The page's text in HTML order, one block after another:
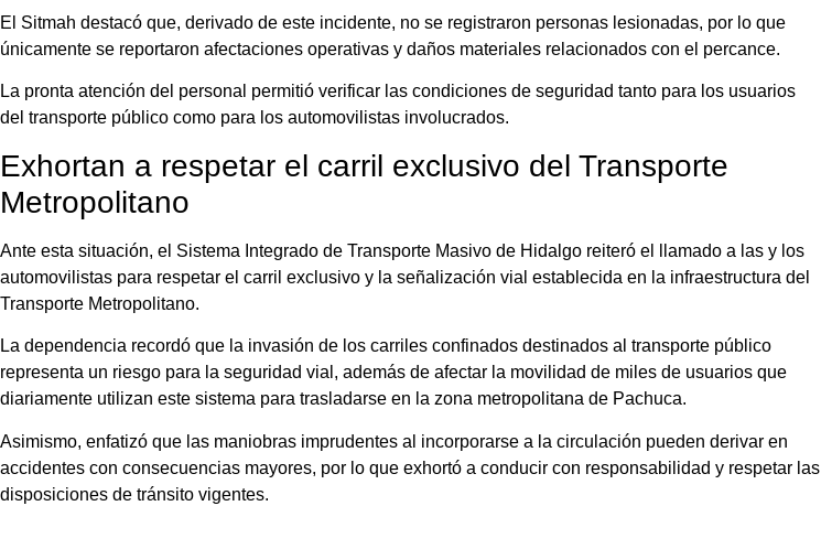
El Sitmah destacó que, derivado de este incidente, no se registraron personas lesionadas, por lo que
únicamente se reportaron afectaciones operativas y daños materiales relacionados con el percance.
La pronta atención del personal permitió verificar las condiciones de seguridad tanto para los usuarios
del transporte público como para los automovilistas involucrados.
Exhortan a respetar el carril exclusivo del Transporte
Metropolitano
Ante esta situación, el Sistema Integrado de Transporte Masivo de Hidalgo reiteró el llamado a las y los
automovilistas para respetar el carril exclusivo y la señalización vial establecida en la infraestructura del
Transporte Metropolitano.
La dependencia recordó que la invasión de los carriles confinados destinados al transporte público
representa un riesgo para la seguridad vial, además de afectar la movilidad de miles de usuarios que
diariamente utilizan este sistema para trasladarse en la zona metropolitana de Pachuca.
Asimismo, enfatizó que las maniobras imprudentes al incorporarse a la circulación pueden derivar en
accidentes con consecuencias mayores, por lo que exhortó a conducir con responsabilidad y respetar las
disposiciones de tránsito vigentes.